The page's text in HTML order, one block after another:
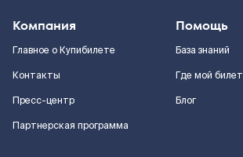
Компания
Главное о Купибилете
Контакты
Пресс-центр
Партнерская программа
Помощь
База знаний
Где мой билет
Блог